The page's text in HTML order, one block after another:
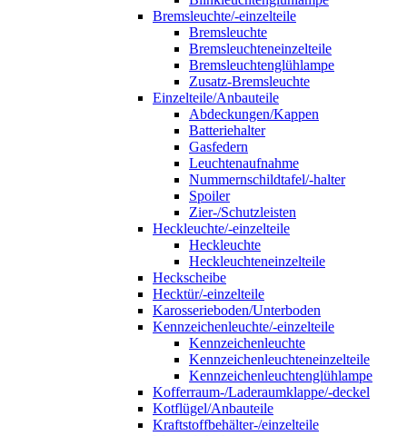
Bremsleuchte/-einzelteile
Bremsleuchte
Bremsleuchteneinzelteile
Bremsleuchtenglühlampe
Zusatz-Bremsleuchte
Einzelteile/Anbauteile
Abdeckungen/Kappen
Batteriehalter
Gasfedern
Leuchtenaufnahme
Nummernschildtafel/-halter
Spoiler
Zier-/Schutzleisten
Heckleuchte/-einzelteile
Heckleuchte
Heckleuchteneinzelteile
Heckscheibe
Hecktür/-einzelteile
Karosserieboden/Unterboden
Kennzeichenleuchte/-einzelteile
Kennzeichenleuchte
Kennzeichenleuchteneinzelteile
Kennzeichenleuchtenglühlampe
Kofferraum-/Laderaumklappe/-deckel
Kotflügel/Anbauteile
Kraftstoffbehälter-/einzelteile